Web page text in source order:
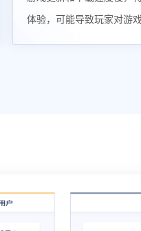
体验，可能导致玩家对游